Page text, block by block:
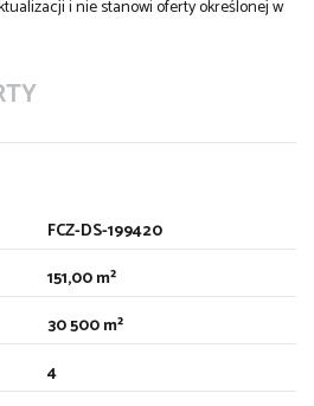
i nie stanowi oferty określonej w
FCZ-DS-199420
151,00 m²
30 500 m²
4